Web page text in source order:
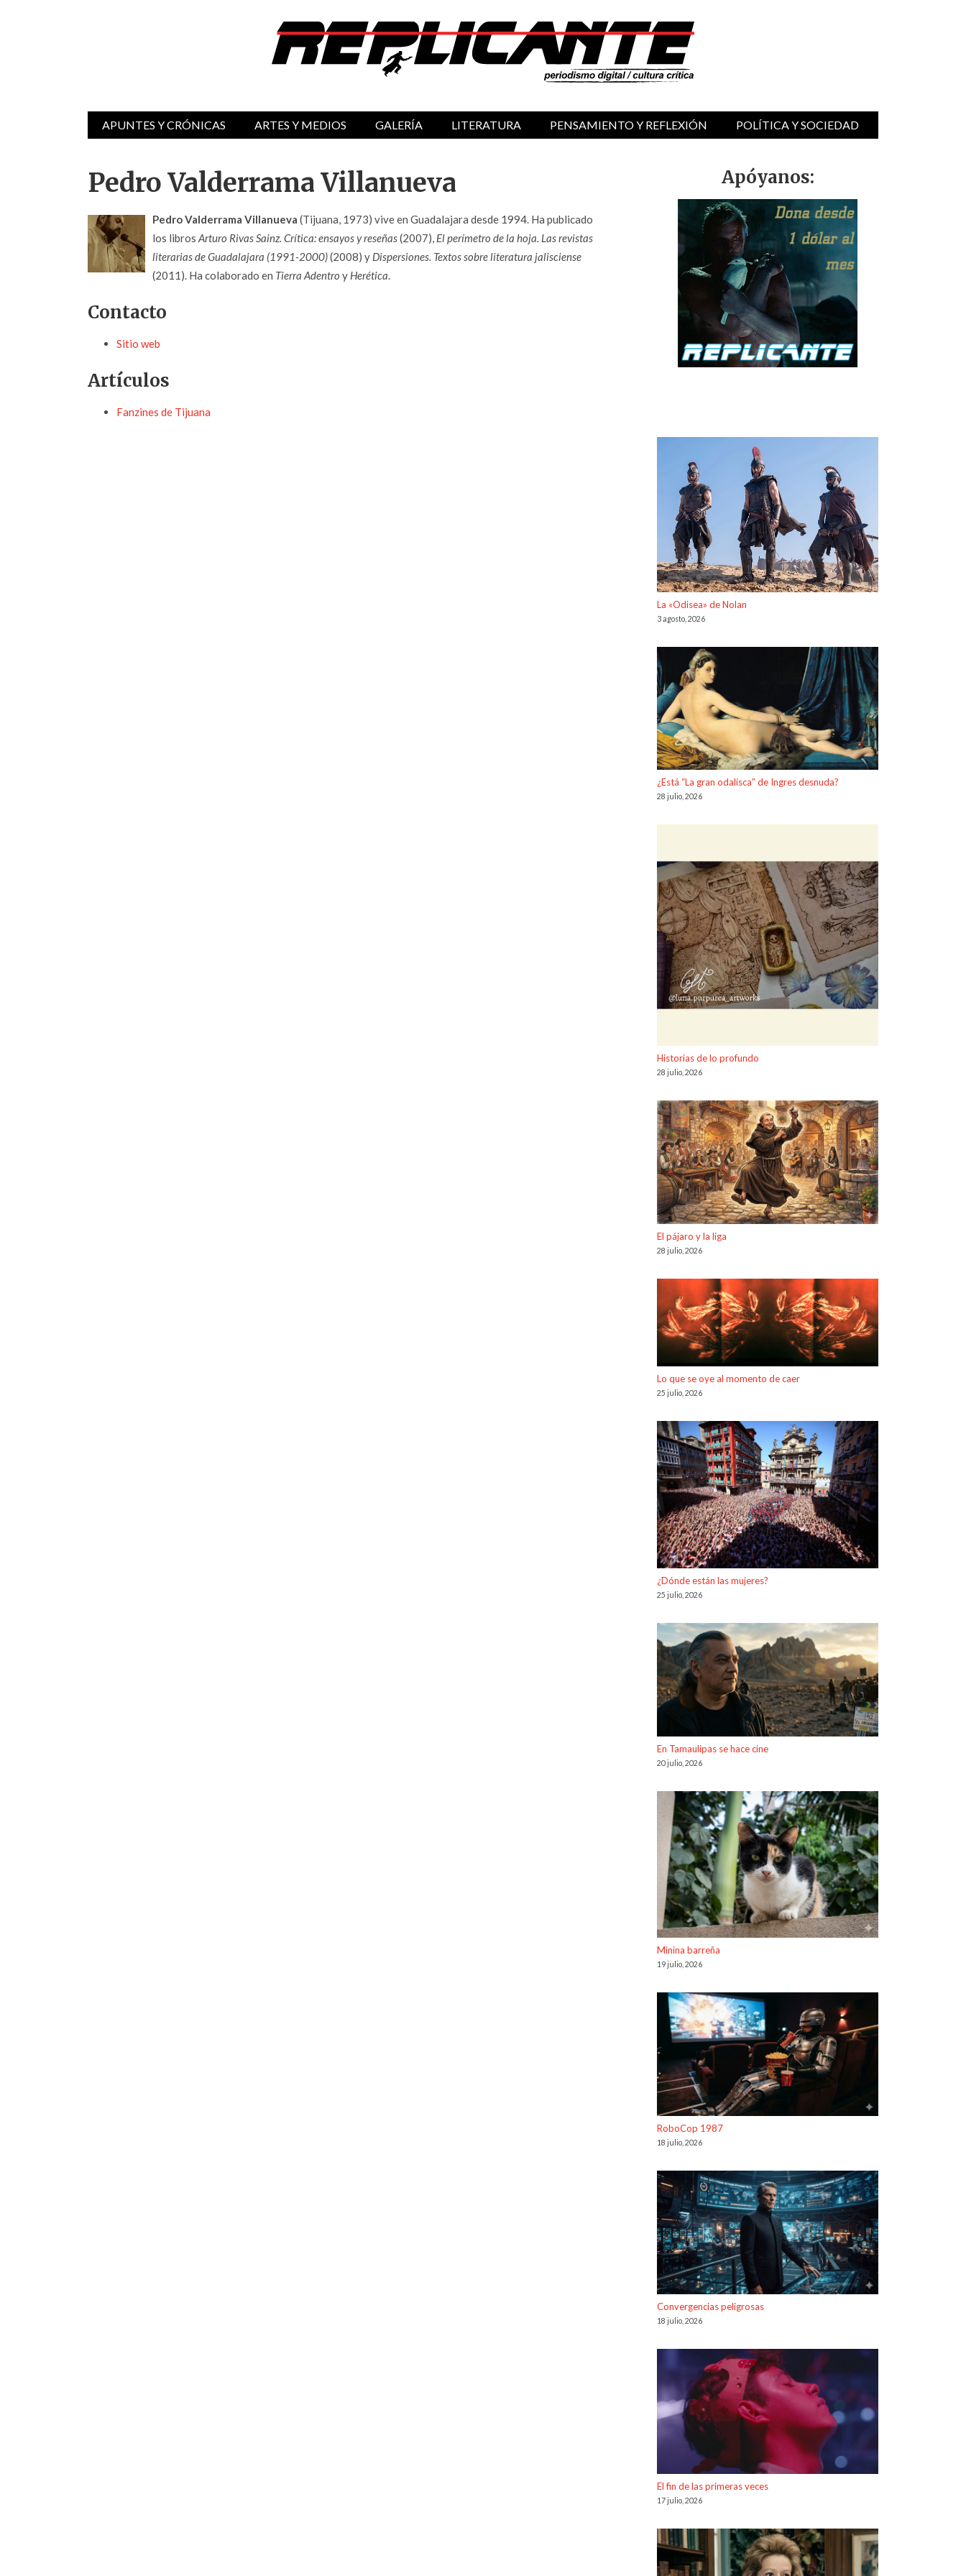
APUNTES Y CRÓNICAS ARTES Y MEDIOS GALERÍA LITERATURA PENSAMIENTO Y REFLEXIÓN POLÍTICA Y SOCIEDAD
Pedro Valderrama Villanueva
Pedro Valderrama Villanueva (Tijuana, 1973) vive en Guadalajara desde 1994. Ha publicado
los libros Arturo Rivas Sainz. Crítica: ensayos y reseñas(2007), El perímetro de la hoja. Las revistas
literarias de Guadalajara (1991-2000)(2008) y Dispersiones. Textos sobre literatura jalisciense
(2011). Ha colaborado en Tierra Adentro y Herética.
Contacto
Sitio web
Artículos
Fanzines de Tijuana
Apóyanos:
La «Odisea» de Nolan
3 agosto, 2026
¿Está “La gran odalisca” de Ingres desnuda?
28 julio, 2026
Historias de lo profundo
28 julio, 2026
El pájaro y la liga
28 julio, 2026
Lo que se oye al momento de caer
25 julio, 2026
¿Dónde están las mujeres?
25 julio, 2026
En Tamaulipas se hace cine
20 julio, 2026
Minina barreña
19 julio, 2026
RoboCop 1987
18 julio, 2026
Convergencias peligrosas
18 julio, 2026
El fin de las primeras veces
17 julio, 2026